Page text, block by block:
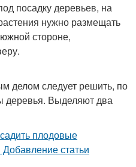
посадку деревьев, на
нужно размещать
стороне,
делом следует решить, по
деревья. Выделяют два